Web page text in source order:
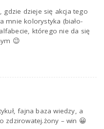
gdzie dzieje się akcja tego
mnie kolorystyka (biało-
którego nie da się
😉
fajna baza wiedzy, a
zdzirowatej.żony – win 😀